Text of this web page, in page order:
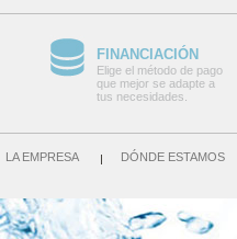
FINANCIACIÓN
Elige el método de pago
que mejor se adapte a
tus necesidades.
LA EMPRESA DÓNDE ESTAMOS